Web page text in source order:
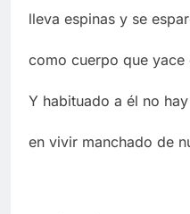
lleva espinas y se
como cuerpo que yace
Y habituado a él no
en vivir manchado de